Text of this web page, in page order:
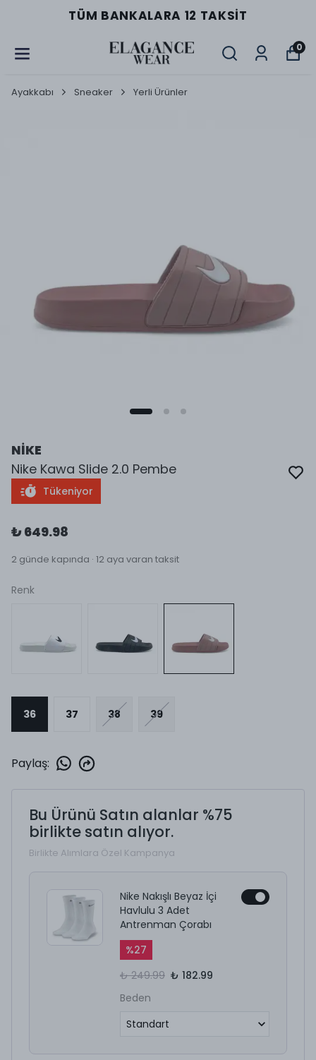
TÜM BANKALARA 12 TAKSIT
0
Ayakkabı Sneaker Yerli Ürünler
NİKE
Nike Kawa Slide 2.0 Pembe
Tükeniyor
₺ 649.98
2 günde kapında · 12 aya varan taksit
Renk
36 37 38 39
Paylaş:
Bu Ürünü Satın alanlar %75
birlikte satın alıyor.
Birlikte Alımlara Özel Kampanya
Nike Nakışlı Beyaz İçi
Havlulu 3 Adet
Antrenman Çorabı
%27
₺ 249.99 ₺ 182.99
Beden